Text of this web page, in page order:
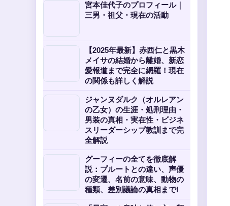
宮本佳代子のプロフィール｜
三男・祖父・現在の活動
【2025年最新】赤西仁と黒木
メイサの結婚から離婚、新恋
愛報道まで完全に網羅！現在
の関係も詳しく解説
ジャンヌダルク（オルレアン
の乙女）の生涯・処刑理由・
男装の真相・実在性・ビジネ
スリーダーシップ教訓まで完
全解説
グーフィーの全てを徹底解
説：プルートとの違い、声優
の変遷、名前の意味、動物の
種類、差別議論の真相まで!